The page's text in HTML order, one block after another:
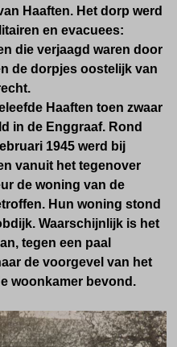
Haaften. Het dorp werd
en evacuees:
die verjaagd waren door
de dorpjes oostelijk van
Haaften toen zwaar
in de Enggraaf. Rond
1945 werd bij
vanuit het tegenover
de woning van de
Hun woning stond
Waarschijnlijk is het
tegen een paal
de voorgevel van het
woonkamer bevond.